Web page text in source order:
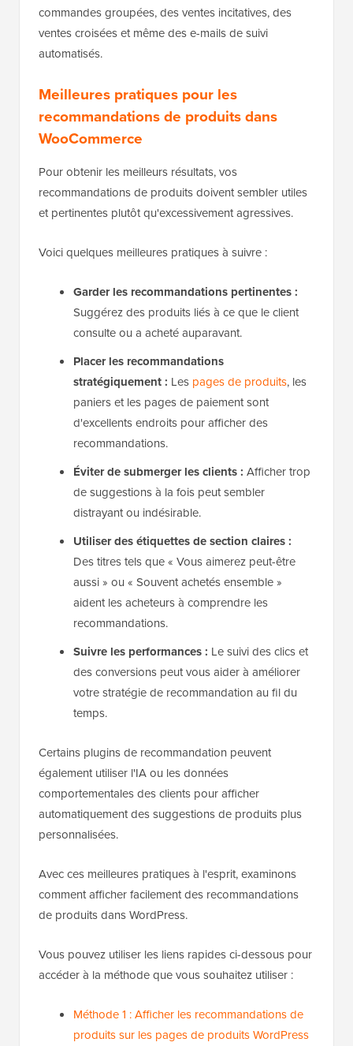
commandes groupées, des ventes incitatives, des
ventes croisées et même des e-mails de suivi
automatisés.
Meilleures pratiques pour les
recommandations de produits dans
WooCommerce
Pour obtenir les meilleurs résultats, vos
recommandations de produits doivent sembler utiles
et pertinentes plutôt qu'excessivement agressives.
Voici quelques meilleures pratiques à suivre :
Garder les recommandations pertinentes :
Suggérez des produits liés à ce que le client
consulte ou a acheté auparavant.
Placer les recommandations
stratégiquement : Les pages de produits, les
paniers et les pages de paiement sont
d'excellents endroits pour afficher des
recommandations.
Éviter de submerger les clients : Afficher trop
de suggestions à la fois peut sembler
distrayant ou indésirable.
Utiliser des étiquettes de section claires :
Des titres tels que « Vous aimerez peut-être
aussi » ou « Souvent achetés ensemble »
aident les acheteurs à comprendre les
recommandations.
Suivre les performances : Le suivi des clics et
des conversions peut vous aider à améliorer
votre stratégie de recommandation au fil du
temps.
Certains plugins de recommandation peuvent
également utiliser l'IA ou les données
comportementales des clients pour afficher
automatiquement des suggestions de produits plus
personnalisées.
Avec ces meilleures pratiques à l'esprit, examinons
comment afficher facilement des recommandations
de produits dans WordPress.
Vous pouvez utiliser les liens rapides ci-dessous pour
accéder à la méthode que vous souhaitez utiliser :
Méthode 1 : Afficher les recommandations de
produits sur les pages de produits WordPress